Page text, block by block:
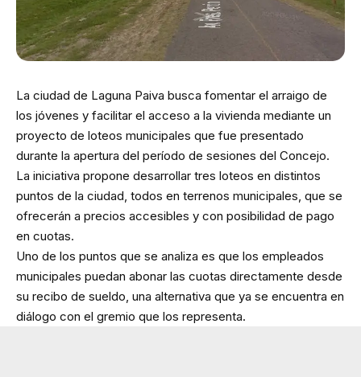
La ciudad de Laguna Paiva busca fomentar el arraigo de
los jóvenes y facilitar el acceso a la vivienda mediante un
proyecto de loteos municipales que fue presentado
durante la apertura del período de sesiones del Concejo.
La iniciativa propone desarrollar tres loteos en distintos
puntos de la ciudad, todos en terrenos municipales, que se
ofrecerán a precios accesibles y con posibilidad de pago
en cuotas.
Uno de los puntos que se analiza es que los empleados
municipales puedan abonar las cuotas directamente desde
su recibo de sueldo, una alternativa que ya se encuentra en
diálogo con el gremio que los representa.